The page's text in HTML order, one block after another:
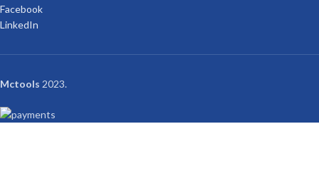
Facebook
LinkedIn
Mctools 2023.